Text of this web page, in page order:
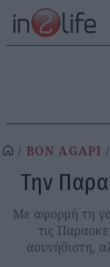
BON AGAPI
Την
Με αφορμή τη
τις
ασυνήθιστη,